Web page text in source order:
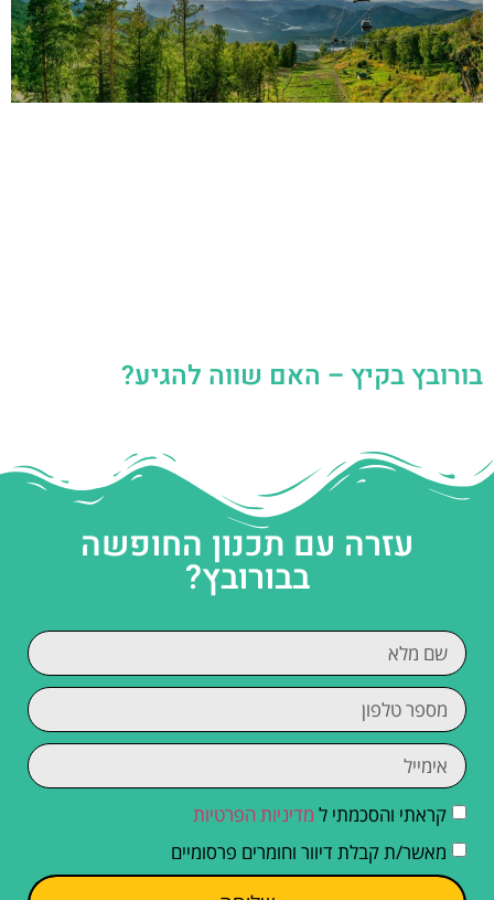
בורובץ בקיץ – האם שווה להגיע?
עזרה עם תכנון החופשה
בבורובץ?
קראתי והסכמתי ל מדיניות הפרטיות
מאשר/ת קבלת דיוור וחומרים פרסומיים